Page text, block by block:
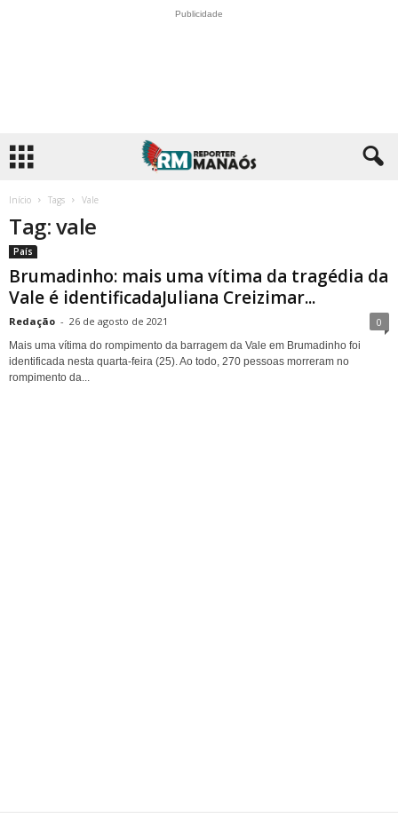
Publicidade
Início Tags Vale
Tag: vale
País
Brumadinho: mais uma vítima da tragédia da
Vale é identificadaJuliana Creizimar...
Redação - 26 de agosto de 2021 0
Mais uma vítima do rompimento da barragem da Vale em Brumadinho foi
identificada nesta quarta-feira (25). Ao todo, 270 pessoas morreram no
rompimento da...